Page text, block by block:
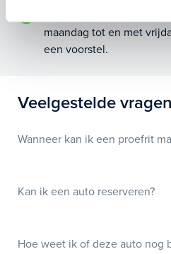
maandag tot en met
een voorstel.
Veelgestelde vragen
Wanneer kan ik een proefrit
Kan ik een auto reserveren?
Hoe weet ik of deze auto nog